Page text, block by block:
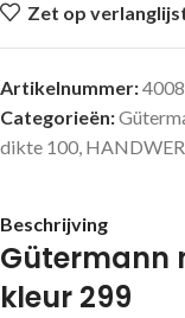
Zet op
Artikelnummer:
Categorieën:
dikte 100,
Beschrijving
Gütermann
kleur 299